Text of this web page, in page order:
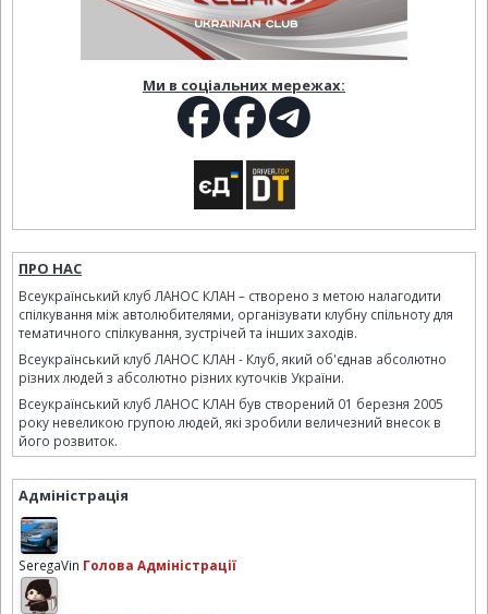
Ми в соціальних мережах:
ПРО НАС
Всеукраїнський клуб ЛАНОС КЛАН – створено з метою налагодити
спілкування між автолюбителями, організувати клубну спільноту для
тематичного спілкування, зустрічей та інших заходів.
Всеукраїнський клуб ЛАНОС КЛАН - Клуб, який об'єднав абсолютно
різних людей з абсолютно різних куточків України.
Всеукраїнський клуб ЛАНОС КЛАН був створений 01 березня 2005
року невеликою групою людей, які зробили величезний внесок в
його розвиток.
Адміністрація
SeregaVin Голова Адміністрації